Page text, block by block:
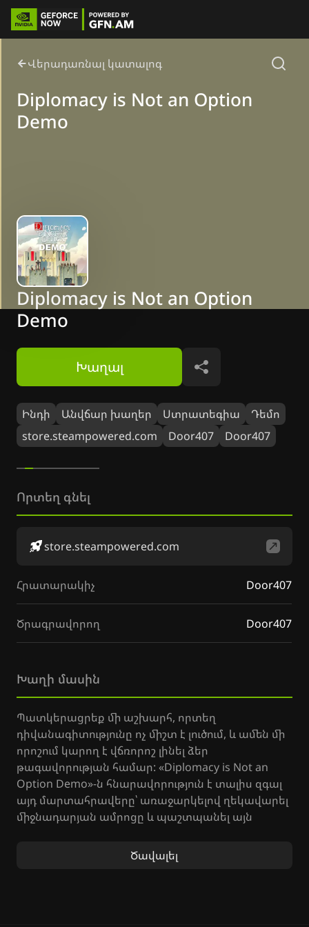
Վերադառնալ կատալոգ
Diplomacy is Not an Option
Demo
Diplomacy is Not an Option
Demo
Ինդի Անվճար խաղեր Ստրատեգիա
Դեմո
store.steampowered.com
Door407 Door407
Խաղալ Կիսվել
Խաղի մասին
Պատկերացրեք մի աշխարհ, որտեղ
դիվանագիտությունը ոչ միշտ է լուծում, և ամեն մի
որոշում կարող է վճռորոշ լինել ձեր
թագավորության համար: «Diplomacy is Not an
Option Demo»-ն հնարավորություն է տալիս զգալ
այդ մարտահրավերը՝ առաջարկելով ղեկավարել
միջնադարյան ամրոցը և պաշտպանել այն
Demo-ի համառոտ տարբերակն է, որտեղ դուք
կկառուցեք պաշտպանական կառույցներ,
Ծավալել
Որտեղ գնել
store.steampowered.com
Հրատարակիչ Door407
Ծրագրավորող Door407